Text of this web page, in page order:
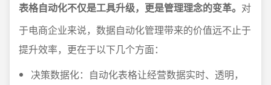
表格自动化不仅是工具升级，更是管理理念的变革。 对
于电商企业来说，数据自动化管理带来的价值远不止于
提升效率，更在于以下几个方面：
决策数据化：自动化表格让经营数据实时、透明，